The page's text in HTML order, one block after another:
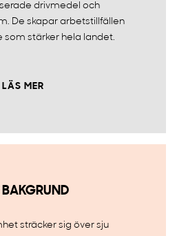
drivmedel och
De skapar arbetstillfällen
som stärker hela landet.
LÄS MER
BAKGRUND
sträcker sig över sju